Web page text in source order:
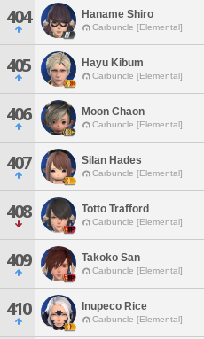
404 Haname Shiro
Carbuncle [Elemental]
405 Hayu Kibum
Carbuncle [Elemental]
406 Moon Chaon
Carbuncle [Elemental]
407 Silan Hades
Carbuncle [Elemental]
408 Totto Trafford
Carbuncle [Elemental]
409 Takoko San
Carbuncle [Elemental]
410 Inupeco Rice
Carbuncle [Elemental]